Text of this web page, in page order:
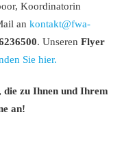
Koordinatorin
an kontakt@fwa-
. Unseren Flyer
Sie hier.
die zu Ihnen und Ihrem
an!